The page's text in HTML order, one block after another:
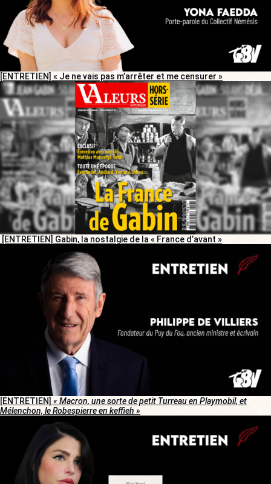
[ENTRETIEN] « Je ne vais pas m’arrêter et me censurer »
[ENTRETIEN] Gabin, la nostalgie de la « France d’avant »
[ENTRETIEN] « Macron, une sorte de petit Turreau en Playmobil, et
Mélenchon, le Robespierre en keffieh »